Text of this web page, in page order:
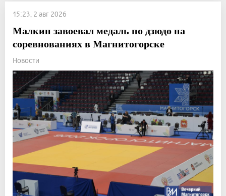
15:23, 2 авг 2026
Малкин завоевал медаль по дзюдо на
соревнованиях в Магнитогорске
Новости